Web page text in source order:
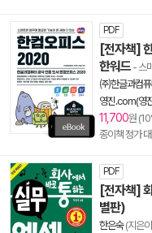
PDF
[전자책]
한워드 - 스
㈜한글과컴퓨
영진.com(영
11,700원
종이책 정가 대
PDF
[전자책]
별판)
한은숙(지은